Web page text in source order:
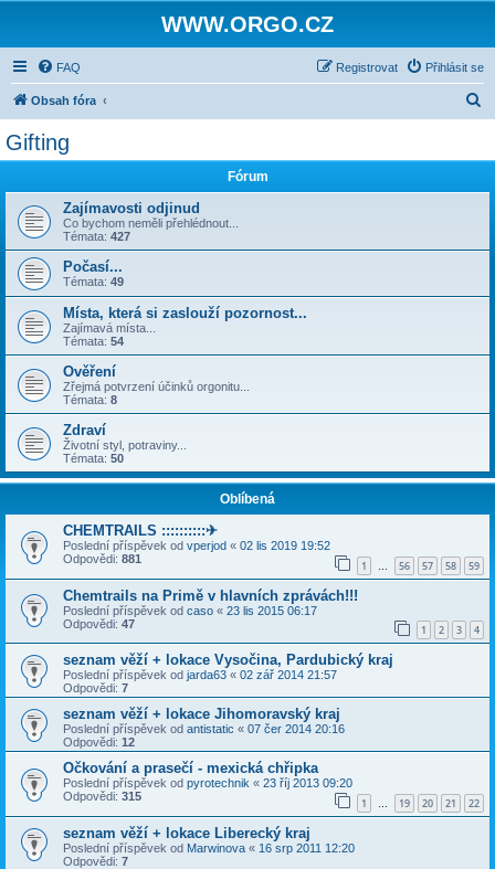
WWW.ORGO.CZ
FAQ Přihlásit se
Registrovat
Obsah fóra
Gifting
Fórum
Zajímavosti odjinud
Co bychom neměli přehlédnout...
Témata: 427
Počasí...
Témata: 49
Místa, která si zaslouží pozornost...
Zajímavá místa...
Témata: 54
Ověření
Zřejmá potvrzení účinků orgonitu...
Témata: 8
Zdraví
Životní styl, potraviny...
Témata: 50
Oblíbená
CHEMTRAILS ::::::::::✈
Poslední příspěvek od vperjod « 02 lis 2019 19:52
Odpovědi: 881 1 … 56 57 58 59
Chemtrails na Primě v hlavních zprávách!!!
Poslední příspěvek od caso « 23 lis 2015 06:17
Odpovědi: 47 1 2 3 4
seznam věží + lokace Vysočina, Pardubický kraj
Poslední příspěvek od jarda63 « 02 zář 2014 21:57
Odpovědi: 7
seznam věží + lokace Jihomoravský kraj
Poslední příspěvek od antistatic « 07 čer 2014 20:16
Odpovědi: 12
Očkování a prasečí - mexická chřipka
Poslední příspěvek od pyrotechnik « 23 říj 2013 09:20
Odpovědi: 315 1 … 19 20 21 22
seznam věží + lokace Liberecký kraj
Poslední příspěvek od Marwinova « 16 srp 2011 12:20
Odpovědi: 7